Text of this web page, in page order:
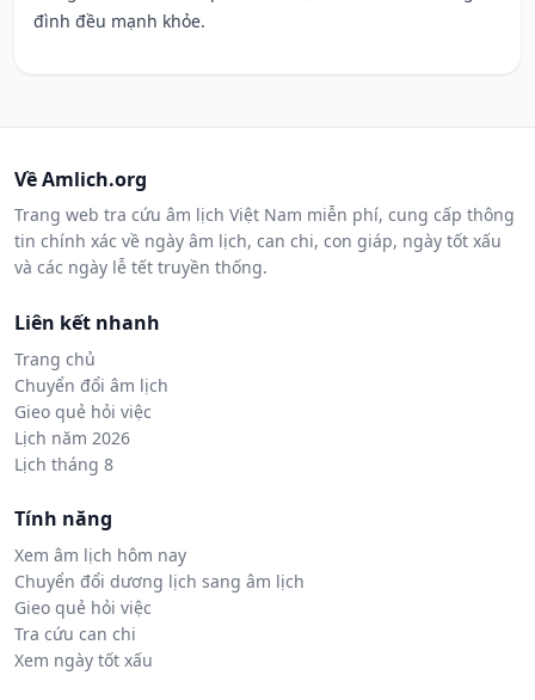
đình đều mạnh khỏe.
Về Amlich.org
Trang web tra cứu âm lịch Việt Nam miễn phí, cung cấp thông
tin chính xác về ngày âm lịch, can chi, con giáp, ngày tốt xấu
và các ngày lễ tết truyền thống.
Liên kết nhanh
Trang chủ
Chuyển đổi âm lịch
Gieo quẻ hỏi việc
Lịch năm 2026
Lịch tháng 8
Tính năng
Xem âm lịch hôm nay
Chuyển đổi dương lịch sang âm lịch
Gieo quẻ hỏi việc
Tra cứu can chi
Xem ngày tốt xấu